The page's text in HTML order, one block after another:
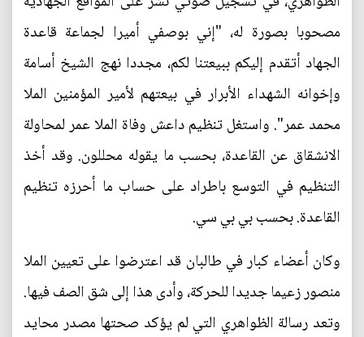
مصحوبا بصورة له، "إني بوصفي أميرا لجماعة قاعدة
الجهاد أتقدم إليكم ببيعتنا لكم، مجددا نهج الشيخ أسامة
وإخوانه الشهداء الأبرار في بيعتهم لأمير المؤمنين الملا
محمد عمر". واستغل تنظيم داعش وفاة الملا عمر لمحاولة
الانشقاق عن القاعدة، بحسب ما يقوله محللون. وقد أخذ
التنظيم في التوسع باطراد على حساب ما أحرزه تنظيم
القاعدة. بحسب بي بي سي.
وكان أعضاء كبار في طالبان قد اعترضوا على تعيين الملا
منصور زعيما جديدا للحركة، وأدى هذا إلى شق الصف فيها.
وتعد رسالة الظواهري التي لم يؤكد صحتها مصدر محايد